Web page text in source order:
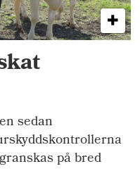
sedan
på bred